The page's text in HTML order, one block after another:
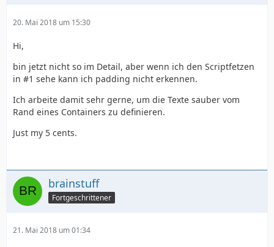
20. Mai 2018 um 15:30
Hi,
bin jetzt nicht so im Detail, aber wenn ich den Scriptfetzen
in #1 sehe kann ich padding nicht erkennen.
Ich arbeite damit sehr gerne, um die Texte sauber vom
Rand eines Containers zu definieren.
Just my 5 cents.
brainstuff
Fortgeschrittener
21. Mai 2018 um 01:34